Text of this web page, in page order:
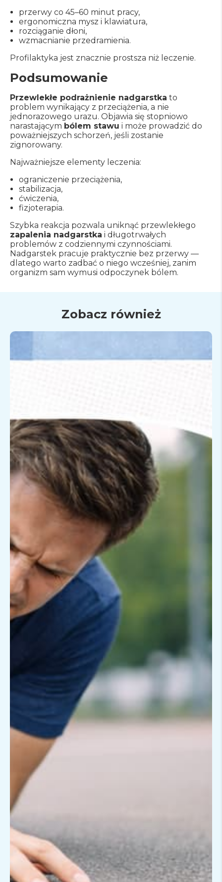
przerwy co 45–60 minut pracy,
ergonomiczna mysz i klawiatura,
rozciąganie dłoni,
wzmacnianie przedramienia.
Profilaktyka jest znacznie prostsza niż leczenie.
Podsumowanie
Przewlekłe podrażnienie nadgarstka to
problem wynikający z przeciążenia, a nie
jednorazowego urazu. Objawia się stopniowo
narastającym bólem stawu i może prowadzić do
poważniejszych schorzeń, jeśli zostanie
zignorowany.
Najważniejsze elementy leczenia:
ograniczenie przeciążenia,
stabilizacja,
ćwiczenia,
fizjoterapia.
Szybka reakcja pozwala uniknąć przewlekłego
zapalenia nadgarstka i długotrwałych
problemów z codziennymi czynnościami.
Nadgarstek pracuje praktycznie bez przerwy —
dlatego warto zadbać o niego wcześniej, zanim
organizm sam wymusi odpoczynek bólem.
Zobacz również